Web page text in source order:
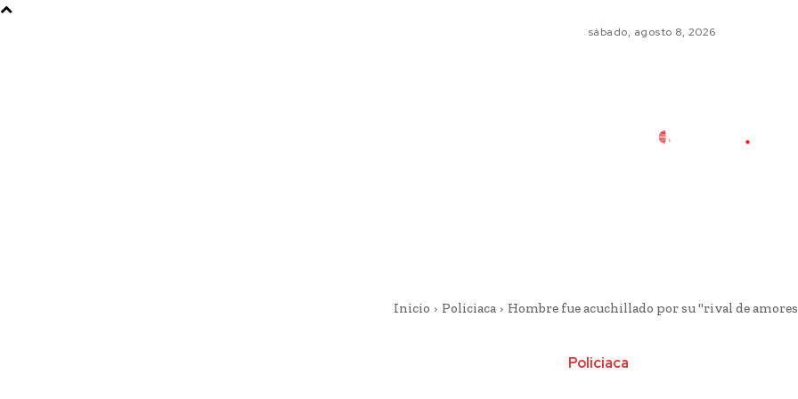
sábado, agosto 8, 2026
Inicio Policiaca Hombre fue acuchillado por su "rival de
Policiaca